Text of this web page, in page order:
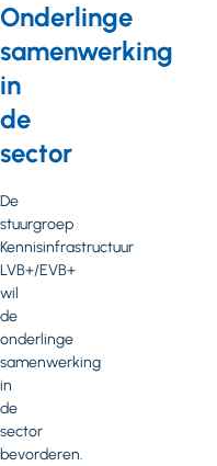
Onderlinge
samenwerking
in
de
sector
De
stuurgroep
Kennisinfrastructuur
LVB+/EVB+
wil
de
onderlinge
samenwerking
in
de
sector
bevorderen.